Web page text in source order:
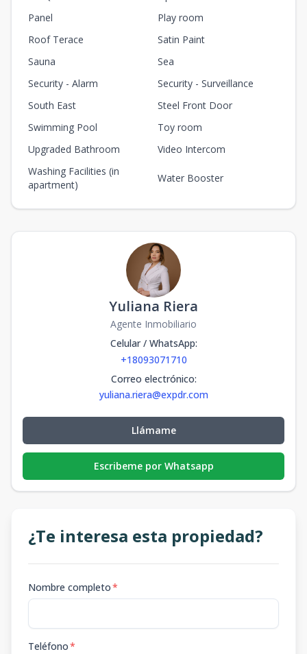
Panel
Play room
Roof Terace
Satin Paint
Sauna
Sea
Security - Alarm
Security - Surveillance
South East
Steel Front Door
Swimming Pool
Toy room
Upgraded Bathroom
Video Intercom
Washing Facilities (in
apartment)
Water Booster
Yuliana Riera
Agente Inmobiliario
Celular / WhatsApp:
+18093071710
Correo electrónico:
yuliana.riera@expdr.com
Llámame
Escribeme por Whatsapp
¿Te interesa esta propiedad?
Nombre completo*
Teléfono*